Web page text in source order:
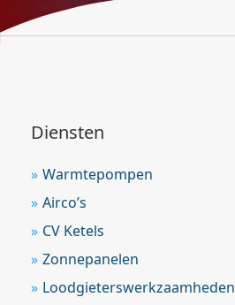
Diensten
Warmtepompen
Airco’s
CV Ketels
Zonnepanelen
Loodgieterswerkzaamheden